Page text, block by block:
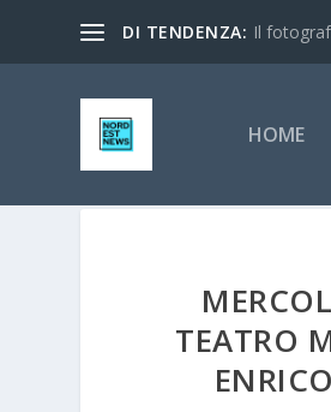
DI TENDENZA: Il
HOME
TEATRO